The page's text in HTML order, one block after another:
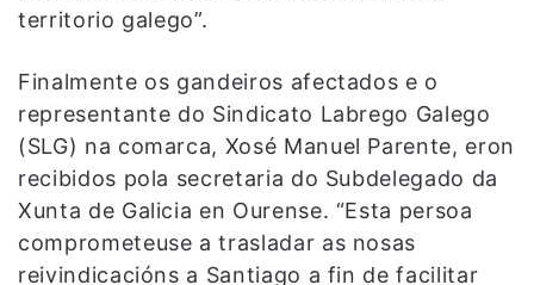
territorio galego”.
Finalmente os gandeiros afectados e o
representante do Sindicato Labrego Galego
(SLG) na comarca, Xosé Manuel Parente, eron
recibidos pola secretaria do Subdelegado da
Xunta de Galicia en Ourense. “Esta persoa
comprometeuse a trasladar as nosas
reivindicacións a Santiago a fin de facilitar